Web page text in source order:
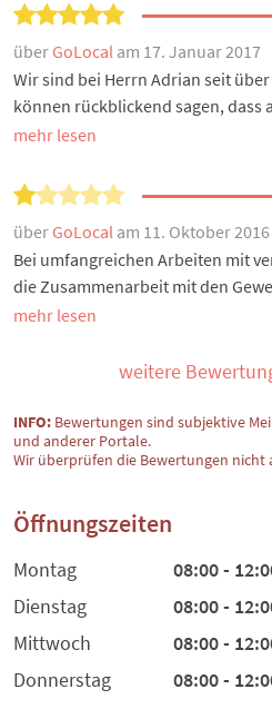
über GoLocal am 17. Januar 2017
Wir sind bei Herrn Adrian seit
können rückblickend sagen, dass
mehr lesen
über GoLocal am 11. Oktober 2016
Bei umfangreichen Arbeiten mit
die Zusammenarbeit mit den
mehr lesen
weitere
INFO: Bewertungen sind subjektive
und anderer Portale.
Wir überprüfen die Bewertungen nicht
Öffnungszeiten
Montag
08:00 -
Dienstag
08:00 -
Mittwoch
08:00 -
Donnerstag
08:00 -